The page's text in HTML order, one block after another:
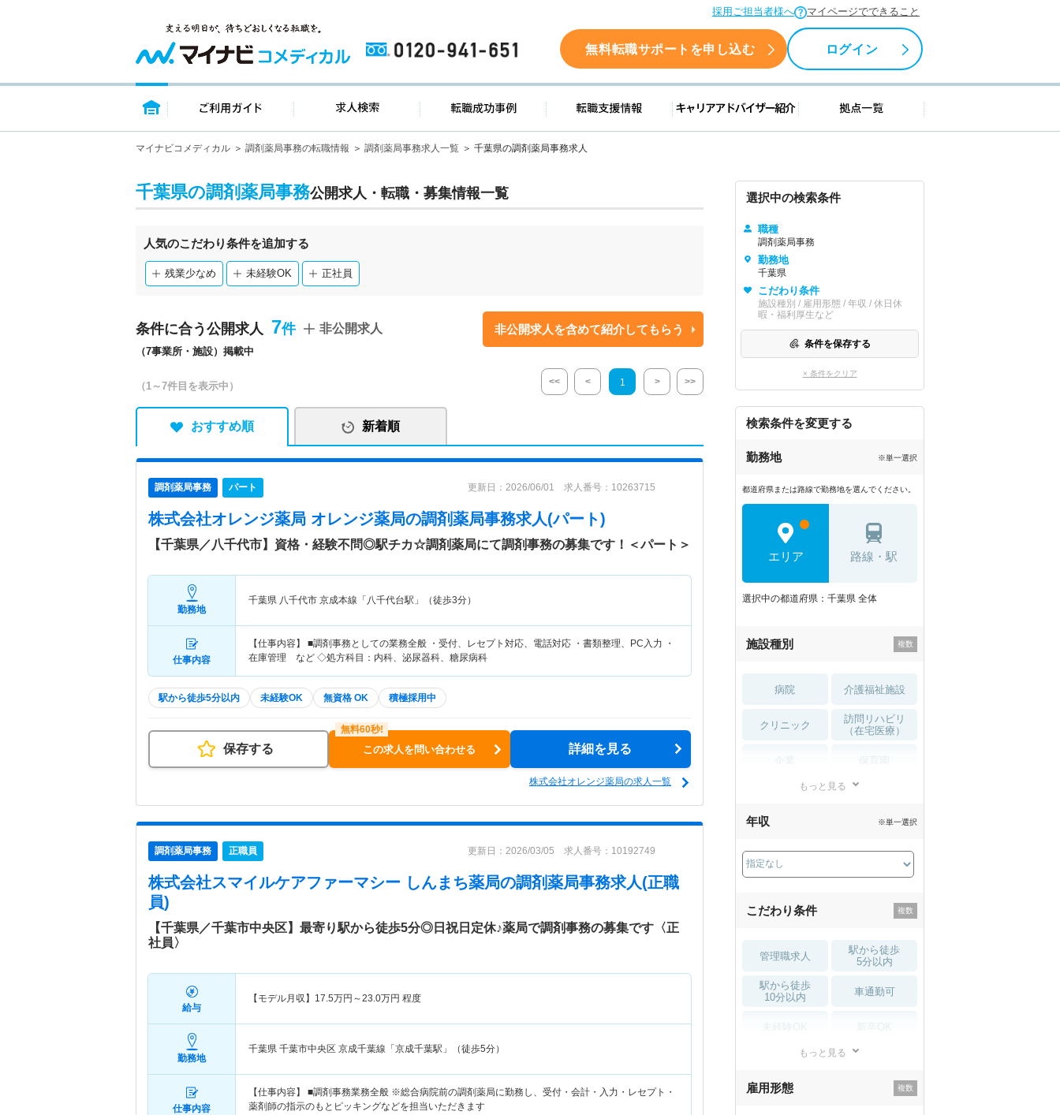
採用ご担当者様へ マイページでできること
0120-941-651 無料転職サポートを申し込む ログイン
トップページ ご利用ガイド 求人検索 転職成功事例 転職支援情報 キャリアアドバイザー紹介 拠点一覧
マイナビコメディカル 調剤薬局事務の転職情報 調剤薬局事務求人一覧 千葉県の調剤薬局事務求人
千葉県の調剤薬局事務公開求人・転職・募集情報一覧
人気のこだわり条件を追加する
残業少なめ 未経験OK 正社員
条件に合う公開求人 7
（7事業所・施設）掲載中
非公開求人 非公開求人を含めて紹介してもらう
（1～7件目を表示中） << < 1 > >>
おすすめ順 新着順
調剤薬局事務 パート 更新日：2026/06/01 求人番号：10263715
株式会社オレンジ薬局 オレンジ薬局の調剤薬局事務求人(パート)
【千葉県／八千代市】資格・経験不問◎駅チカ☆調剤薬局にて調剤事務の募集です！＜パート＞
勤務地
千葉県 八千代市 京成本線「八千代台駅」（徒歩3分）
仕事内容
【仕事内容】 ■調剤事務としての業務全般 ・受付、レセプト対応、電話対応 ・書類整理、PC入力 ・
在庫管理 など ◇処方科目：内科、泌尿器科、糖尿病科
駅から徒歩5分以内 未経験OK 無資格 OK 積極採用中
保存する この求人を問い合わせる 詳細を見る
株式会社オレンジ薬局の求人一覧
調剤薬局事務 正職員 更新日：2026/03/05 求人番号：10192749
株式会社スマイルケアファーマシー しんまち薬局の調剤薬局事務求人(正職
員)
【千葉県／千葉市中央区】最寄り駅から徒歩5分◎日祝日定休♪薬局で調剤事務の募集です〈正
社員〉
給与
【モデル月収】 17.5万円～23.0万円 程度
勤務地
千葉県 千葉市中央区 京成千葉線「京成千葉駅」（徒歩5分）
仕事内容
【仕事内容】 ■調剤事務業務全般 ※総合病院前の調剤薬局に勤務し、受付・会計・入力・レセプト・
薬剤師の指示のもとピッキングなどを担当いただきます
選択中の検索条件
職種
調剤薬局事務
勤務地
千葉県
こだわり条件
施設種別 / 雇用形態 / 年収 / 休日休
暇・福利厚生など
条件を保存する
× 条件をクリア
検索条件を変更する
勤務地 ※単一選択
都道府県または路線で勤務地を選んでください。
エリア 路線・駅
選択中の都道府県：千葉県 全体
施設種別
病院 介護福祉施設
クリニック
訪問リハビリ
（在宅医療）
薬局・
もっと見る
年収 ※単一選択
こだわり条件
管理職求人
駅から徒歩
5分以内
駅から徒歩
10分以内
車通勤可
住宅手当・補助
もっと見る
雇用形態